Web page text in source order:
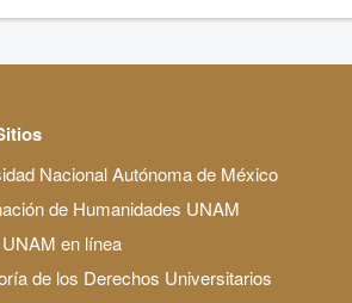
Nacional Autónoma de México
de Humanidades UNAM
en línea
de los Derechos Universitarios